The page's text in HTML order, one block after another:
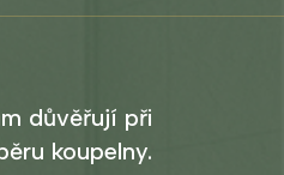
důvěřují při
koupelny.